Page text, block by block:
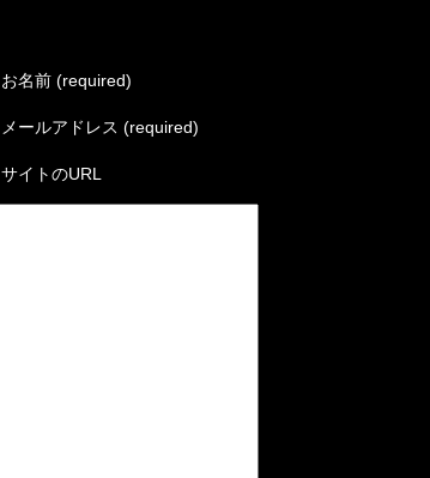
お名前 (required)
メールアドレス (required)
サイトのURL